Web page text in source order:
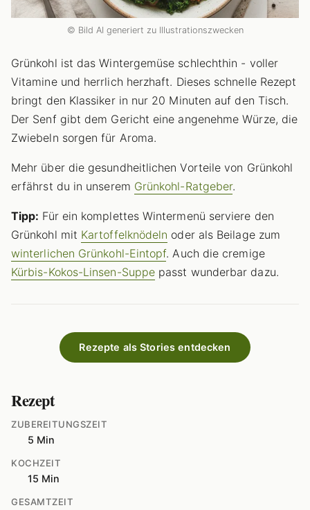
© Bild AI generiert zu Illustrationszwecken
Grünkohl ist das Wintergemüse schlechthin - voller
Vitamine und herrlich herzhaft. Dieses schnelle Rezept
bringt den Klassiker in nur 20 Minuten auf den Tisch.
Der Senf gibt dem Gericht eine angenehme Würze, die
Zwiebeln sorgen für Aroma.
Mehr über die gesundheitlichen Vorteile von Grünkohl
erfährst du in unserem Grünkohl-Ratgeber.
Tipp: Für ein komplettes Wintermenü serviere den
Grünkohl mit Kartoffelknödeln oder als Beilage zum
winterlichen Grünkohl-Eintopf. Auch die cremige
Kürbis-Kokos-Linsen-Suppe passt wunderbar dazu.
Rezepte als Stories entdecken
Rezept
ZUBEREITUNGSZEIT
5 Min
KOCHZEIT
15 Min
GESAMTZEIT